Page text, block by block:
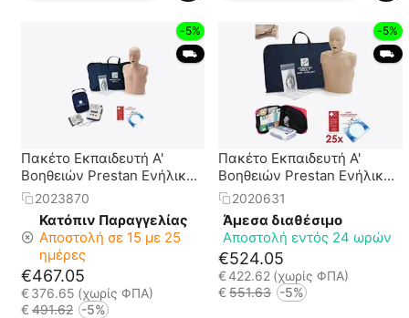
-5%
⛟
Πακέτο Εκπαιδευτή Α'
Βοηθειών Prestan Ενήλικα
+ Εκπ. Απινιδωτής Prestan
UltraTrainer
2023870
Κατόπιν Παραγγελίας
Αποστολή σε 15 με 25
ημέρες
€467.05
€ 376.65 (χωρίς ΦΠΑ)
€ 491.62 -5%
-5%
⛟
Πακέτο Εκπαιδευτή Α'
Βοηθειών Prestan Ενήλικα
Jaw Thrust + Εκπ.
Απινιδωτής XFT-120C+
2020631
Άμεσα διαθέσιμο
Αποστολή εντός 24 ωρών
€524.05
€422.62 (χωρίς ΦΠΑ)
€551.63 -5%